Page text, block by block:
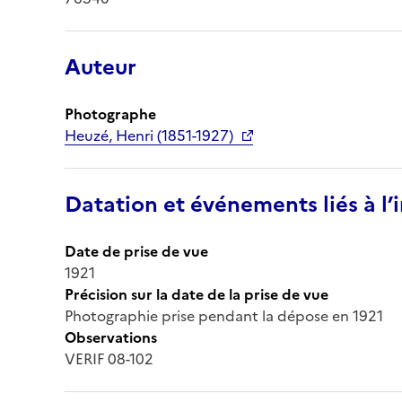
Auteur
Photographe
Heuzé, Henri (1851-1927)
Datation et événements liés à
Date de prise de vue
1921
Précision sur la date de la prise de vue
Photographie prise pendant la dépose en 1921
Observations
VERIF 08-102